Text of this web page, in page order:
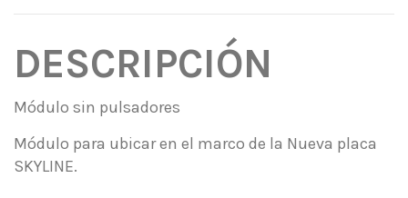
DESCRIPCIÓN
Módulo sin pulsadores
Módulo para ubicar en el marco de la Nueva placa
SKYLINE.